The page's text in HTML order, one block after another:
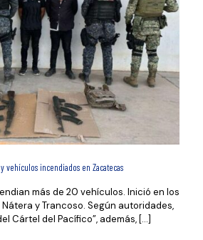
vehículos incendiados en Zacatecas
más de 20 vehículos. Inició en los
y Trancoso. Según autoridades,
Cártel del Pacífico”, además, […]